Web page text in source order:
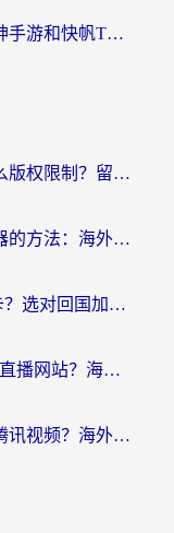
海外党必看：雷神手游和快帆TV版好用吗？3步选对回国加速器不踩坑
酷狗在海外用怎么版权限制？留学生亲测：3步解决听国内音乐难题
国外用微信加速器的方法：海外党无缝连接国内生活的实用指南
国外看芒果tv总卡？选对回国加速器，轻松追《浪姐》不费劲
在国外怎么看nba直播网站？海外党专属体育观赛指南，告别地区限制！
国外怎么看手机腾讯视频？海外党亲测有效的追剧加速器选择指南